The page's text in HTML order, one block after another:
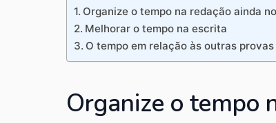
Organize o tempo na redação ainda
Melhorar o tempo na escrita
O tempo em relação às outras provas
Organize o tempo